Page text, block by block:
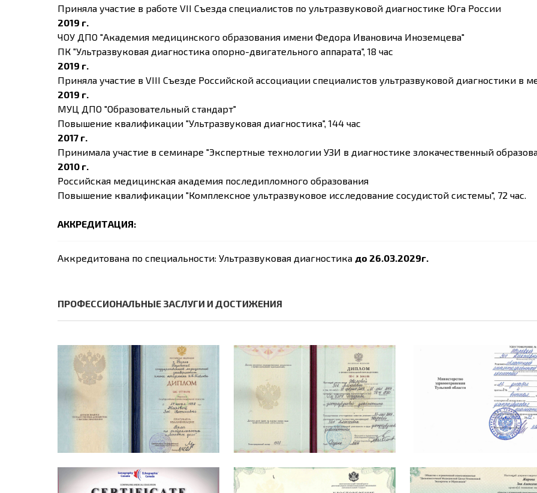
Приняла участие в работе VII Съезда специалистов по ультразвуковой диагностике Юга России
2019 г.
ЧОУ ДПО "Академия медицинского образования имени Федора Ивановича Иноземцева"
ПК "Ультразвуковая диагностика опорно-двигательного аппарата", 18 час
2019 г.
Приняла участие в VIII Съезде Российской ассоциации специалистов ультразвуковой диагностики в
2019 г.
МУЦ ДПО "Образовательный стандарт"
Повышение квалификации "Ультразвуковая диагностика", 144 час
2017 г.
Принимала участие в семинаре "Экспертные технологии УЗИ в диагностике злокачественный
2010 г.
Российская медицинская академия последипломного образования
Повышение квалификации "Комплексное ультразвуковое исследование сосудистой системы", 72 час.
АККРЕДИТАЦИЯ:
Аккредитована по специальности: Ультразвуковая диагностика до 26.03.2029г.
ПРОФЕССИОНАЛЬНЫЕ ЗАСЛУГИ И ДОСТИЖЕНИЯ